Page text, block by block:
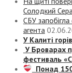
Солодкий
СБУ запобігла
агента
У Калиті
У Броварах
фестиваль
Понад